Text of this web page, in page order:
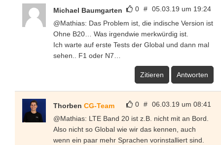
0 # 05.03.19 um 19:24
Michael Baumgarten
@Mathias: Das Problem ist, die indische Version ist
Ohne B20… Was irgendwie merkwürdig ist.
Ich warte auf erste Tests der Global und dann mal
sehen.. F1 oder N7…
Zitieren Antworten
0 # 06.03.19 um 08:41
Thorben CG-Team
@Mathias: LTE Band 20 ist z.B. nicht mit an Bord.
Also nicht so Global wie wir das kennen, auch
wenn ein paar mehr Sprachen vorinstalliert sind.